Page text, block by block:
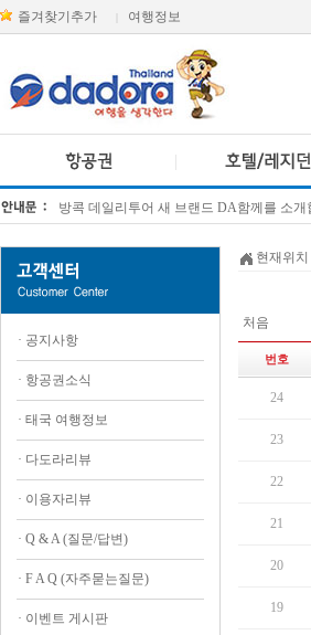
즐겨찾기추가 여행정보
방콕 데일리투어 새 브랜드 DA함께를 소개
· 공지사항
· 항공권소식
· 태국 여행정보
· 다도라리뷰
· 이용자리뷰
· Q & A (질문/답변)
· F A Q (자주묻는질문)
· 이벤트 게시판
현재위치
처음
번호
24
23
22
21
20
19